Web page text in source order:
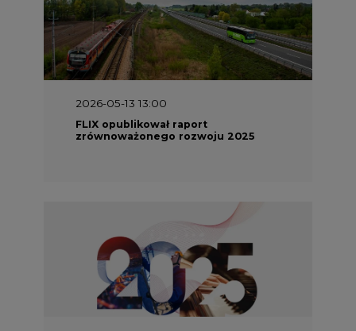
2026-05-13 13:00
FLIX opublikował raport
zrównoważonego rozwoju 2025